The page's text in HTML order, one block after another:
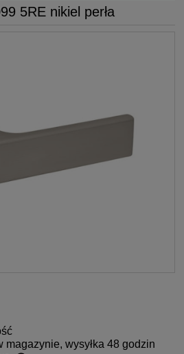
5RE nikiel perła
magazynie, wysyłka 48 godzin